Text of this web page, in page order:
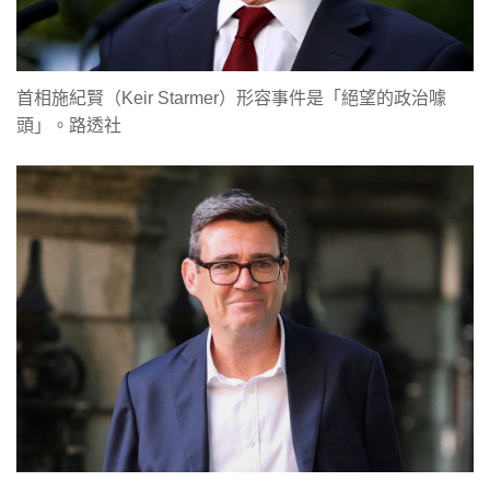
首相施紀賢（Keir Starmer）形容事件是「絕望的政治噱
頭」。路透社